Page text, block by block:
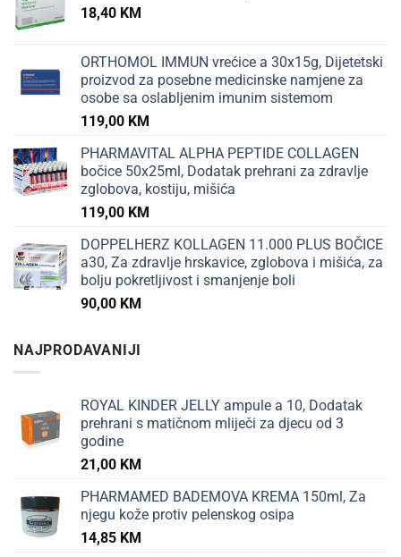
18,40 KM
ORTHOMOL IMMUN vrećice a 30x15g, Dijetetski
proizvod za posebne medicinske namjene za
osobe sa oslabljenim imunim sistemom
119,00 KM
PHARMAVITAL ALPHA PEPTIDE COLLAGEN
bočice 50x25ml, Dodatak prehrani za zdravlje
zglobova, kostiju, mišića
119,00 KM
DOPPELHERZ KOLLAGEN 11.000 PLUS BOČICE
a30, Za zdravlje hrskavice, zglobova i mišića, za
bolju pokretljivost i smanjenje boli
90,00 KM
NAJPRODAVANIJI
ROYAL KINDER JELLY ampule a 10, Dodatak
prehrani s matičnom mliječi za djecu od 3
godine
21,00 KM
PHARMAMED BADEMOVA KREMA 150ml, Za
njegu kože protiv pelenskog osipa
14,85 KM